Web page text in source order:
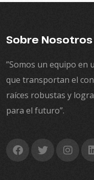
Sobre Nosotros
”Somos un equipo en
que transportan el
raíces robustas y
para el futuro”.